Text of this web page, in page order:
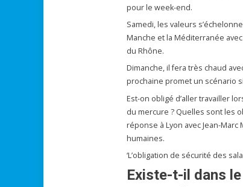
pour le week-end.
Samedi, les valeurs
Manche et la Méditerranée
du Rhône.
Dimanche, il fera très chaud
prochaine promet un scénario
Est-on obligé d’aller travailler
du mercure ? Quelles sont les
réponse à Lyon avec Jean-
humaines.
‘L’obligation de sécurité des
Existe-t-il dans